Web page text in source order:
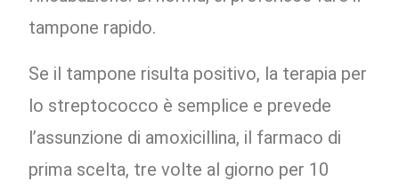
tampone rapido.
Se il tampone risulta positivo, la terapia per
lo streptococco è semplice e prevede
l’assunzione di amoxicillina, il farmaco di
prima scelta, tre volte al giorno per 10